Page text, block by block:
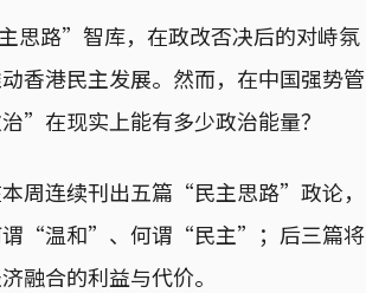
思路”智库，在政改否决后的对峙氛
香港民主发展。然而，在中国强势管
”在现实上能有多少政治能量？
周连续刊出五篇“民主思路”政论，
谓“温和”、何谓“民主”；后三篇将
融合的利益与代价。